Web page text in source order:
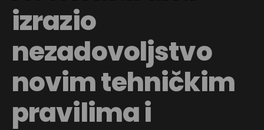
izrazio
nezadovoljstvo
novim tehničkim
pravilima i